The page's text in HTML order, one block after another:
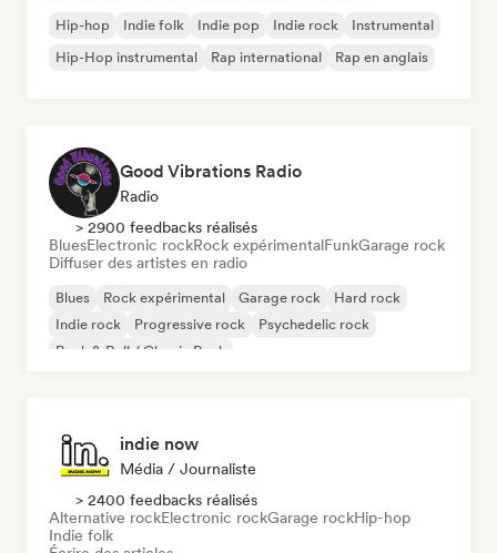
Hip-hop Indie folk Indie pop Indie rock
Instrumental
Hip-Hop instrumental
Rap international Rap en anglais
Good Vibrations Radio
Radio
> 2900 feedbacks réalisés
BluesElectronic rockRock expérimentalFunkGarage rock
Diffuser des artistes en radio
Blues Rock expérimental Garage rock
Hard rock
Indie rock
Progressive rock
Psychedelic rock
Rock & Roll / Classic Rock
indie now
Média / Journaliste
> 2400 feedbacks réalisés
Alternative rockElectronic rockGarage rockHip-hop
Indie folk